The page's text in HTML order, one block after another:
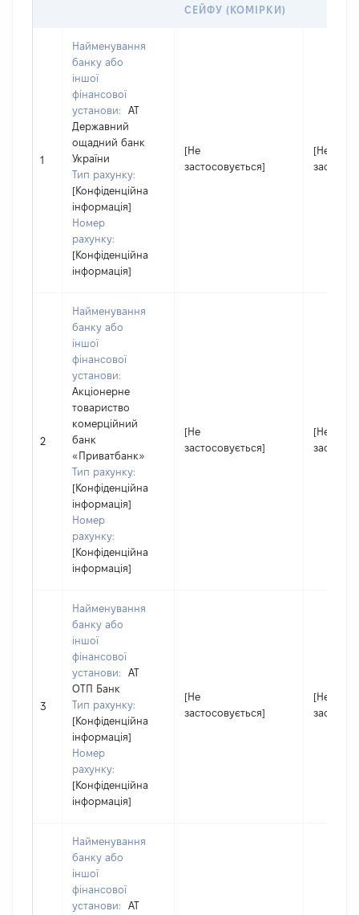
СЕЙФУ (КОМІРКИ)
1
Найменування
банку або
іншої
фінансової
установи:
АТ
Державний
ощадний банк
України
Тип рахунку:
[Конфіденційна
інформація]
Номер
рахунку:
[Конфіденційна
інформація]
[Не
застосовується]
[Не
2
Найменування
банку або
іншої
фінансової
установи:
Акціонерне
товариство
комерційний
банк
«Приватбанк»
Тип рахунку:
[Конфіденційна
інформація]
Номер
рахунку:
[Конфіденційна
інформація]
[Не
застосовується]
[Не
3
Найменування
банку або
іншої
фінансової
установи:
АТ
ОТП Банк
Тип рахунку:
[Конфіденційна
інформація]
Номер
рахунку:
[Конфіденційна
інформація]
[Не
застосовується]
[Не
Найменування
банку або
іншої
фінансової
установи:
АТ